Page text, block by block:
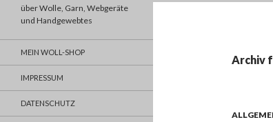
Archiv
über Wolle, Garn, Webgeräte
und Handgewebtes
MEIN WOLL-SHOP
IMPRESSUM
DATENSCHUTZ